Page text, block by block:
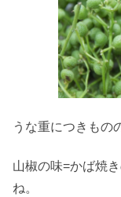
うな重につきもの
山椒の味=かば焼
ね。